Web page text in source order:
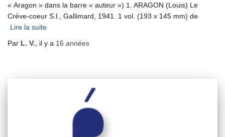
« Aragon » dans la barre « auteur ») 1. ARAGON (Louis) Le
Crève-coeur S.l., Gallimard, 1941. 1 vol. (193 x 145 mm) de
Lire la suite
Par L. V. , il y a 16 années